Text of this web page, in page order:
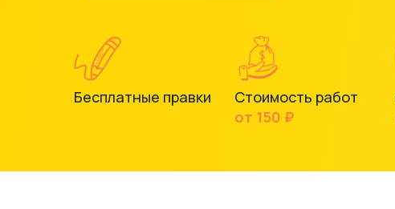
Бесплатные правки
Стоимость работ
от 150 ₽